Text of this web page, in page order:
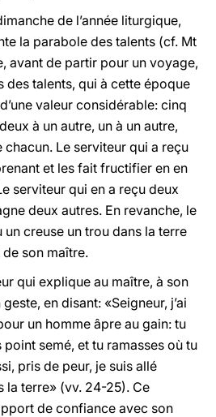
de l’année liturgique,
la parabole des talents (cf. Mt
avant de partir pour un voyage,
des talents, qui à cette époque
valeur considérable: cinq
à un autre, un à un autre,
Le serviteur qui a reçu
et les fait fructifier en en
serviteur qui en a reçu deux
deux autres. En revanche, le
creuse un trou dans la terre
son maître.
qui explique au maître, à son
en disant: «Seigneur, j’ai
un homme âpre au gain: tu
point semé, et tu ramasses où tu
pris de peur, je suis allé
la terre» (vv. 24-25). Ce
de confiance avec son